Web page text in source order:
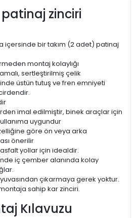
zinciri
içersinde bir takım (2 adet) patinaj
montaj kolaylığı
sertleştirilmiş çelik
üstün tutuş ve fren emniyeti
imal edilmiştir, binek araçlar için
uygundur
göre ön veya arka
önerilir
yollar için idealdir.
iç çember alanında kolay
çıkarmaya gerek yoktur.
sahip kar zinciri.
Kılavuzu